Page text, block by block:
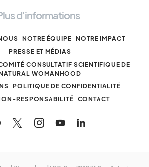
d'informations
NOTRE ÉQUIPE NOTRE IMPACT
PRESSE ET MÉDIAS
CONSULTATIF SCIENTIFIQUE DE
WOMANHOOD
POLITIQUE DE CONFIDENTIALITÉ
RESPONSABILITÉ CONTACT